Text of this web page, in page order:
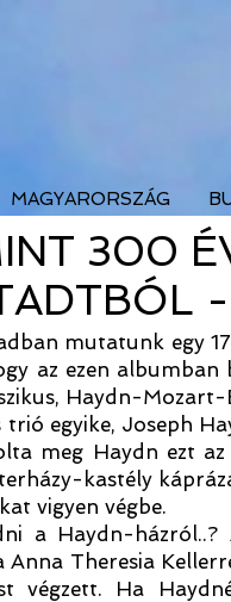
MAGYARORSZÁG
300
mutatunk egy
az ezen
Haydn-
trió egyike, Joseph
meg Haydn ezt
kastély
vigyen végbe.
a Haydn-
Anna Theresia
végzett. Ha